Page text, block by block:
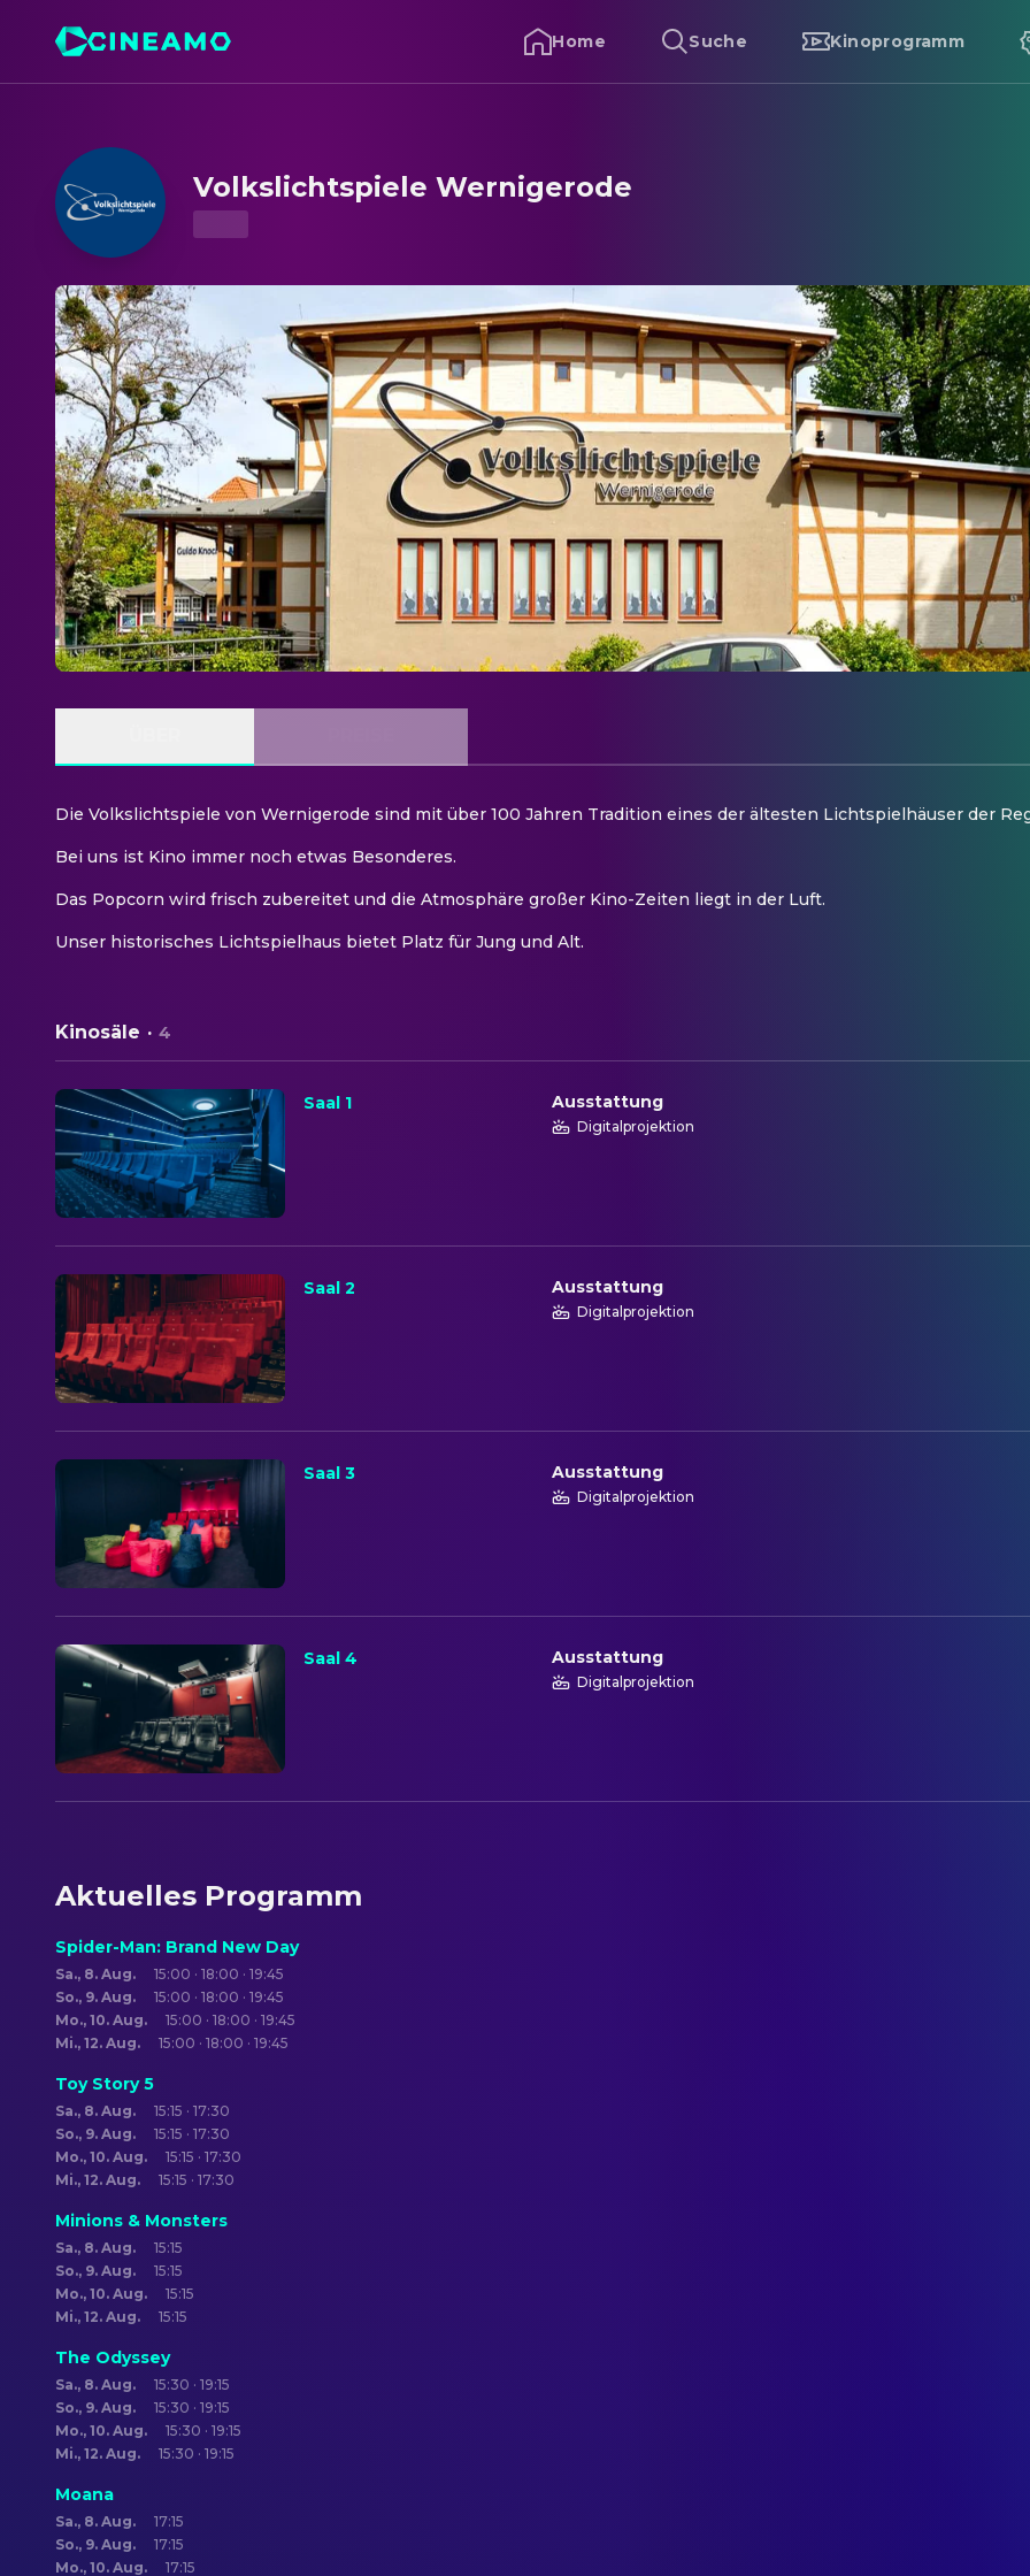
Home Suche Kinoprogramm
Volkslichtspiele Wernigerode
Die Volkslichtspiele von Wernigerode sind mit über 100 Jahren Tradition eines der ältesten Lichtspielhäuser der
Bei uns ist Kino immer noch etwas Besonderes.
Das Popcorn wird frisch zubereitet und die Atmosphäre großer Kino-Zeiten liegt in der Luft.
Unser historisches Lichtspielhaus bietet Platz für Jung und Alt.
Kinosäle · 4
Saal 1 Ausstattung
Digitalprojektion
Saal 2 Ausstattung
Digitalprojektion
Saal 3 Ausstattung
Digitalprojektion
Saal 4 Ausstattung
Digitalprojektion
Aktuelles Programm
Spider-Man: Brand New Day
Sa., 8. Aug.
15:00 · 18:00 · 19:45
So., 9. Aug.
15:00 · 18:00 · 19:45
Mo., 10. Aug.
15:00 · 18:00 · 19:45
Mi., 12. Aug.
15:00 · 18:00 · 19:45
Toy Story 5
Sa., 8. Aug.
15:15 · 17:30
So., 9. Aug.
15:15 · 17:30
Mo., 10. Aug.
15:15 · 17:30
Mi., 12. Aug.
15:15 · 17:30
Minions & Monsters
Sa., 8. Aug.
15:15
So., 9. Aug.
15:15
Mo., 10. Aug.
15:15
Mi., 12. Aug.
15:15
The Odyssey
Sa., 8. Aug.
15:30 · 19:15
So., 9. Aug.
15:30 · 19:15
Mo., 10. Aug.
15:30 · 19:15
Mi., 12. Aug.
15:30 · 19:15
Moana
Sa., 8. Aug.
17:15
So., 9. Aug.
17:15
Mo., 10. Aug.
17:15